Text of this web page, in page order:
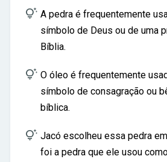
 A pedra é frequentemente
símbolo de Deus ou de uma
Bíblia.
 O óleo é frequentemente
símbolo de consagração ou
bíblica.
 Jacó escolheu essa pedra
foi a pedra que ele usou